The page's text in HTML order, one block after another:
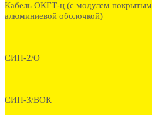
Кабель ОКГТ-ц (с модулем покрытым
алюминиевой оболочкой)
СИП-2/О
СИП-3/ВОК